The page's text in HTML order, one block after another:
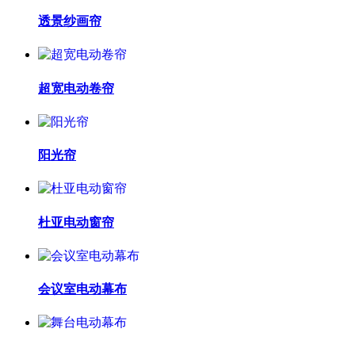
透景纱画帘
超宽电动卷帘
阳光帘
杜亚电动窗帘
会议室电动幕布